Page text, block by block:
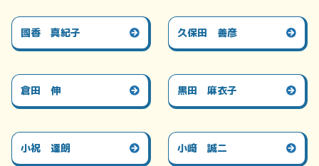
國香 真紀子 久保田 善彦
倉田 伸 黒田 麻衣子
小祝 達朗 小﨑 誠二